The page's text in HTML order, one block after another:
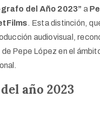
del Año 2023” a
. Esta distinción,
audiovisual,
Pepe López en el
año 2023